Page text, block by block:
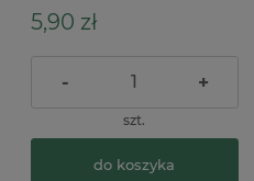
5,90 zł
- +
szt.
do koszyka